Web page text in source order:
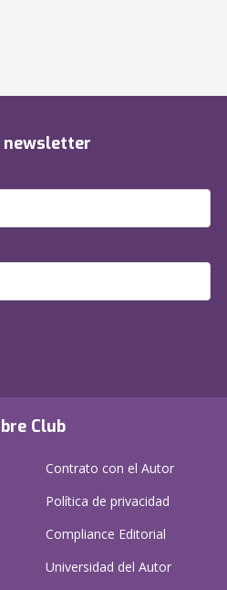
Club
Contrato con el Autor
Política de privacidad
Compliance Editorial
Universidad del Autor
newsletter